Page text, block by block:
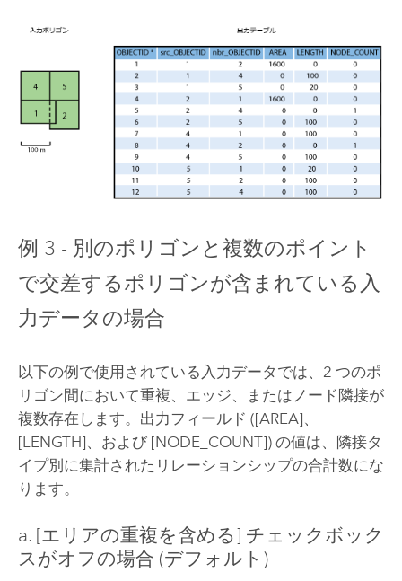
例 3 - 別のポリゴンと複数のポイント
で交差するポリゴンが含まれている入
力データの場合
以下の例で使用されている入力データでは、2 つのポ
リゴン間において重複、エッジ、またはノード隣接が
複数存在します。出力フィールド ([AREA]、
[LENGTH]、および [NODE_COUNT]) の値は、隣接タ
イプ別に集計されたリレーションシップの合計数にな
ります。
a. [エリアの重複を含める] チェックボック
スがオフの場合 (デフォルト)